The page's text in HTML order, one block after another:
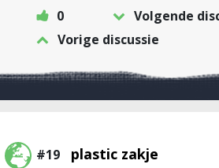
0
Volgende
Vorige discussie
#19 plastic zakje